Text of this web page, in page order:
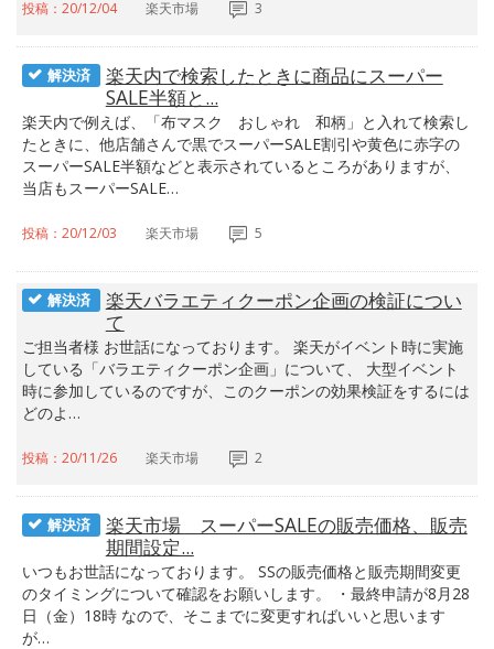
投稿：20/12/04 楽天市場 3
解決済
楽天内で検索したときに商品にスーパー
SALE半額と...
楽天内で例えば、「布マスク おしゃれ 和柄」と入れて検索し
たときに、他店舗さんで黒でスーパーSALE割引や黄色に赤字の
スーパーSALE半額などと表示されているところがありますが、
当店もスーパーSALE…
投稿：20/12/03 楽天市場 5
解決済
楽天バラエティクーポン企画の検証につい
て
ご担当者様 お世話になっております。 楽天がイベント時に実施
している「バラエティクーポン企画」について、 大型イベント
時に参加しているのですが、このクーポンの効果検証をするには
どのよ…
投稿：20/11/26 楽天市場 2
解決済
楽天市場 スーパーSALEの販売価格、販売
期間設定...
いつもお世話になっております。 SSの販売価格と販売期間変更
のタイミングについて確認をお願いします。 ・最終申請が8月28
日（金）18時 なので、そこまでに変更すればいいと思います
が…